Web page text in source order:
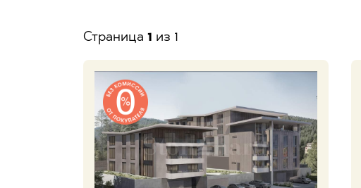
Страницa 1 из 1